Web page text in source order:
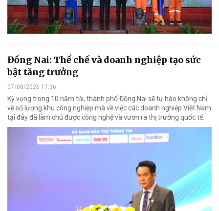
Đồng Nai: Thể chế và doanh nghiệp tạo sức
bật tăng trưởng
07/08/2026 17:36
Kỳ vọng trong 10 năm tới, thành phố Đồng Nai sẽ tự hào không chỉ
về số lượng khu công nghiệp mà về việc các doanh nghiệp Việt Nam
tại đây đã làm chủ được công nghệ và vươn ra thị trường quốc tế.